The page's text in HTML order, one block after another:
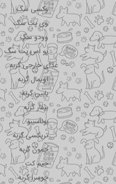
وکسی سگ
وی پت سگ
وودو سگ
یو اس پت سگ
غذای خارجی گربه
اویمال گربه
بابین گربه
بیفار گربه
بوناسیبو
تریکسی گربه
جمون گربه
جیم کت
جوسرا گربه